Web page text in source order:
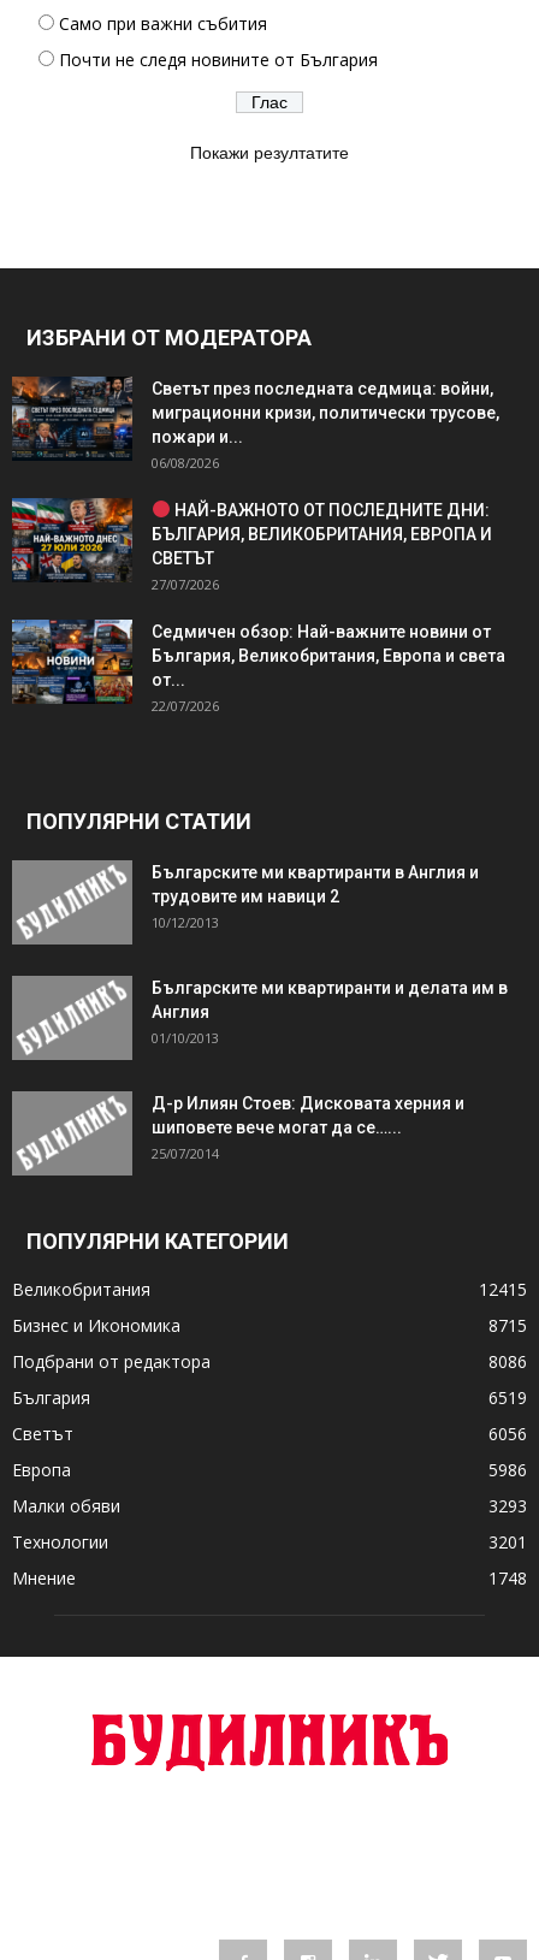
Само при важни събития
Почти не следя новините от България
Покажи резултатите
ИЗБРАНИ ОТ МОДЕРАТОРА
Светът през последната седмица: войни,
миграционни кризи, политически трусове,
пожари и...
06/08/2026
НАЙ-ВАЖНОТО ОТ ПОСЛЕДНИТЕ ДНИ:
БЪЛГАРИЯ, ВЕЛИКОБРИТАНИЯ, ЕВРОПА И
СВЕТЪТ
27/07/2026
Седмичен обзор: Най-важните новини от
България, Великобритания, Европа и света
от...
22/07/2026
ПОПУЛЯРНИ СТАТИИ
Българските ми квартиранти в Англия и
трудовите им навици 2
10/12/2013
Българските ми квартиранти и делата им в
Англия
01/10/2013
Д-р Илиян Стоев: Дисковата херния и
шиповете вече могат да се…...
25/07/2014
ПОПУЛЯРНИ КАТЕГОРИИ
Великобритания
12415
Бизнес и Икономика
8715
Подбрани от редактора
8086
България
6519
Светът
6056
Европа
5986
Малки обяви
3293
Технологии
3201
Мнение
1748